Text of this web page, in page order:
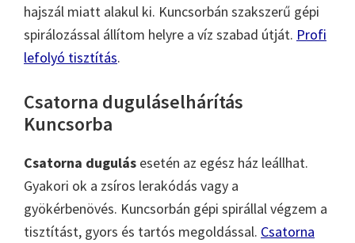
hajszál miatt alakul ki. Kuncsorbán szakszerű gépi
spirálozással állítom helyre a víz szabad útját. Profi
lefolyó tisztítás.
Csatorna duguláselhárítás
Kuncsorba
Csatorna dugulás esetén az egész ház leállhat.
Gyakori ok a zsíros lerakódás vagy a
gyökérbenövés. Kuncsorbán gépi spirállal végzem a
tisztítást, gyors és tartós megoldással. Csatorna